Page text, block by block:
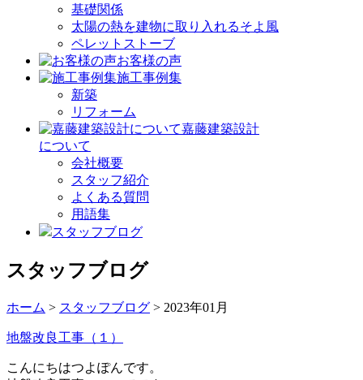
基礎関係
太陽の熱を建物に取り入れるそよ風
ペレットストーブ
お客様の声
施工事例集
新築
リフォーム
嘉藤建築設計
について
会社概要
スタッフ紹介
よくある質問
用語集
スタッフブログ
スタッフブログ
ホーム > スタッフブログ > 2023年01月
地盤改良工事（１）
こんにちはつよぽんです。